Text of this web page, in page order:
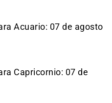
Acuario: 07 de agosto
Capricornio: 07 de